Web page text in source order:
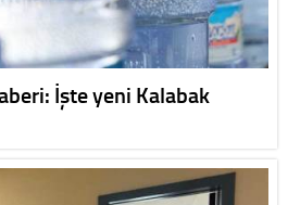
İşte yeni Kalabak